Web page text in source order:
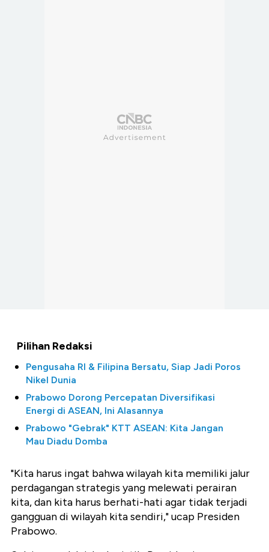
Pilihan Redaksi
Pengusaha RI & Filipina Bersatu, Siap Jadi Poros
Nikel Dunia
Prabowo Dorong Percepatan Diversifikasi
Energi di ASEAN, Ini Alasannya
Prabowo "Gebrak" KTT ASEAN: Kita Jangan
Mau Diadu Domba
"Kita harus ingat bahwa wilayah kita memiliki jalur
perdagangan strategis yang melewati perairan
kita, dan kita harus berhati-hati agar tidak terjadi
gangguan di wilayah kita sendiri," ucap Presiden
Prabowo.